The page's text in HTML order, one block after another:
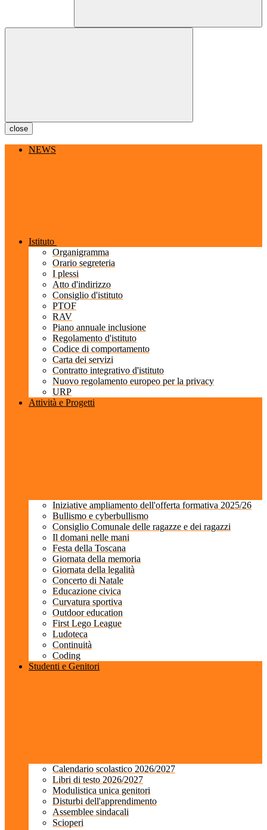
close
NEWS
Istituto
Organigramma
Orario segreteria
I plessi
Atto d'indirizzo
Consiglio d'istituto
PTOF
RAV
Piano annuale inclusione
Regolamento d'istituto
Codice di comportamento
Carta dei servizi
Contratto integrativo d'istituto
Nuovo regolamento europeo per la privacy
URP
Attività e Progetti
Iniziative ampliamento dell'offerta formativa 2025/26
Bullismo e cyberbullismo
Consiglio Comunale delle ragazze e dei ragazzi
Il domani nelle mani
Festa della Toscana
Giornata della memoria
Giornata della legalità
Concerto di Natale
Educazione civica
Curvatura sportiva
Outdoor education
First Lego League
Ludoteca
Continuità
Coding
Studenti e Genitori
Calendario scolastico 2026/2027
Libri di testo 2026/2027
Modulistica unica genitori
Disturbi dell'apprendimento
Assemblee sindacali
Scioperi